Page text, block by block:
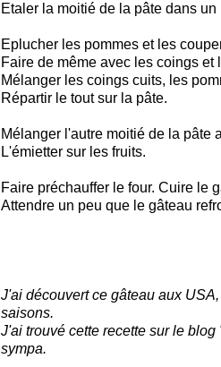
Etaler la moitié de la pâte dans un
Eplucher les pommes et les
Faire de même avec les coings
Mélanger les coings cuits, les
Répartir le tout sur la pâte.
Mélanger l'autre moitié de la pâte
L'émietter sur les fruits.
Faire préchauffer le four. Cuire le
Attendre un peu que le gâteau
J'ai découvert ce gâteau aux
saisons.
J'ai trouvé cette recette sur le blog
sympa.